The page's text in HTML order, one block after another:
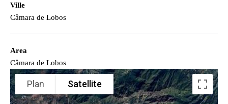
Ville
Câmara de Lobos
Area
Câmara de Lobos
Plan Satellite